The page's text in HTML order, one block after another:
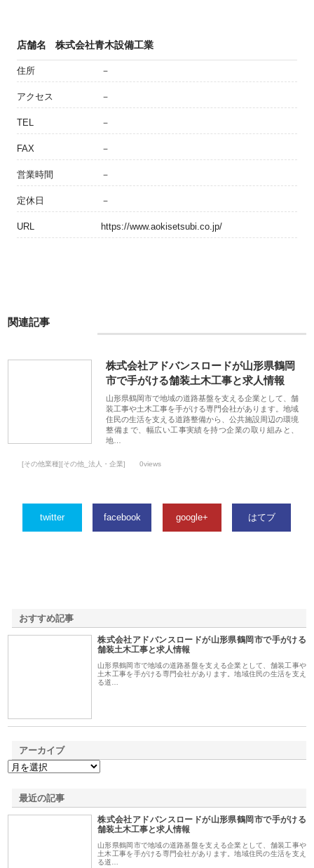
店舗名 株式会社青木設備工業
住所 －
アクセス －
TEL －
FAX －
営業時間 －
定休日 －
URL https://www.aokisetsubi.co.jp/
関連記事
株式会社アドバンスロードが山形県鶴岡
市で手がける舗装土木工事と求人情報
山形県鶴岡市で地域の道路基盤を支える企業として、舗
装工事や土木工事を手がける専門会社があります。地域
住民の生活を支える道路整備から、公共施設周辺の環境
整備まで、幅広い工事実績を持つ企業の取り組みと、
地…
[その他業種][その他_法人・企業] 0views
twitter facebook google+ はてブ
おすすめ記事
株式会社アドバンスロードが山形県鶴岡市で手がける
舗装土木工事と求人情報
山形県鶴岡市で地域の道路基盤を支える企業として、舗装工事や
土木工事を手がける専門会社があります。地域住民の生活を支え
る道…
アーカイブ
最近の記事
株式会社アドバンスロードが山形県鶴岡市で手がける
舗装土木工事と求人情報
山形県鶴岡市で地域の道路基盤を支える企業として、舗装工事や
土木工事を手がける専門会社があります。地域住民の生活を支え
る道…